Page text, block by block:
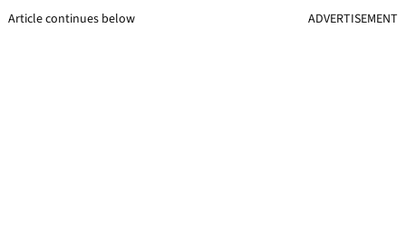
Article continues below ADVERTISEMENT